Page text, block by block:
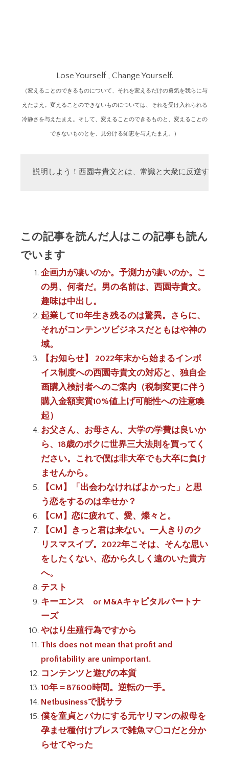
Lose Yourself , Change Yourself.
（変えることのできるものについて、それを変えるだけの勇気を我らに与
えたまえ。変えることのできないものについては、それを受け入れられる
冷静さを与えたまえ。そして、変えることのできるものと、変えることの
できないものとを、見分ける知恵を与えたまえ。）
説明しよう！西園寺貴文とは、常識と大衆に反逆する
この記事を読んだ人はこの記事も読ん
でいます
企画力が凄いのか。予測力が凄いのか。こ
の男、何者だ。男の名前は、西園寺貴文。
趣味は中出し。
起業して10年生き残るのは驚異。さらに、
それがコンテンツビジネスだともはや神の
域。
【お知らせ】 2022年末から始まるインボ
イス制度への西園寺貴文の対応と、独自企
画購入検討者へのご案内（税制変更に伴う
購入金額実質10%値上げ可能性への注意喚
起）
お父さん、お母さん、大学の学費は良いか
ら、18歳のボクに世界三大法則を買ってく
ださい。これで僕は非大卒でも大卒に負け
ませんから。
【CM】「出会わなければよかった」と思
う恋をするのは幸せか？
【CM】恋に疲れて、愛、燦々と。
【CM】きっと君は来ない。一人きりのク
リスマスイブ。2022年こそは、そんな思い
をしたくない、恋から久しく遠のいた貴方
へ。
テスト
キーエンス or M&Aキャピタルパートナ
ーズ
やはり生殖行為ですから
This does not mean that profit and
profitability are unimportant.
コンテンツと遊びの本質
10年＝87600時間。逆転の一手。
Netbusinessで脱サラ
僕を童貞とバカにする元ヤリマンの叔母を
孕ませ種付けプレスで雑魚マ〇コだと分か
らせてやった